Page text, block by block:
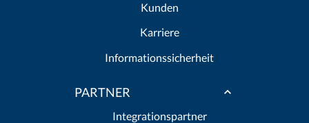
Kunden
Karriere
Informationssicherheit
PARTNER
Integrationspartner